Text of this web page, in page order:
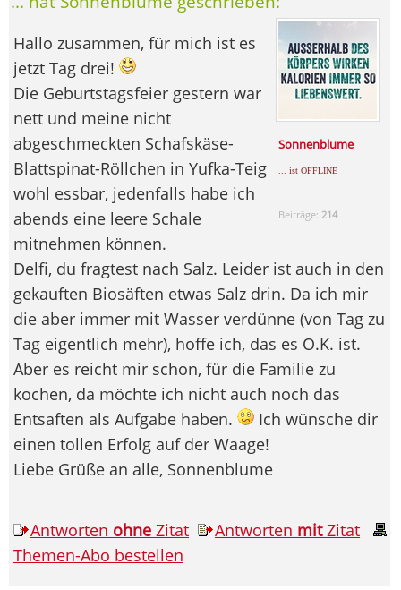
Sonnenblume
... ist OFFLINE
Beiträge: 214
Hallo zusammen, für mich ist es
jetzt Tag drei!
Die Geburtstagsfeier gestern war
nett und meine nicht
abgeschmeckten Schafskäse-
Blattspinat-Röllchen in Yufka-Teig
wohl essbar, jedenfalls habe ich
abends eine leere Schale
mitnehmen können.
Delfi, du fragtest nach Salz. Leider ist auch in den
gekauften Biosäften etwas Salz drin. Da ich mir
die aber immer mit Wasser verdünne (von Tag zu
Tag eigentlich mehr), hoffe ich, das es O.K. ist.
Aber es reicht mir schon, für die Familie zu
kochen, da möchte ich nicht auch noch das
Entsaften als Aufgabe haben.
Ich wünsche dir
einen tollen Erfolg auf der Waage!
Liebe Grüße an alle, Sonnenblume
Antworten ohne Zitat Antworten mitZitat
Themen-Abo bestellen